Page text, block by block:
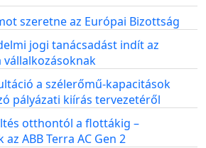
szeretne az Európai Bizottság
jogi tanácsadást indít az
vállalkozásoknak
a szélerőmű-kapacitások
pályázati kiírás tervezetéről
otthontól a flottákig –
ABB Terra AC Gen 2